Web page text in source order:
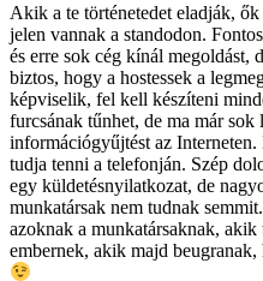
Akik a te történetedet eladják,
jelen vannak a standodon.
és erre sok cég kínál megoldást,
biztos, hogy a hostessek a
képviselik, fel kell készíteni
furcsának tűnhet, de ma már
információgyűjtést az
tudja tenni a telefonján. Szép
egy küldetésnyilatkozat, de
munkatársak nem tudnak
azoknak a munkatársaknak,
embernek, akik majd